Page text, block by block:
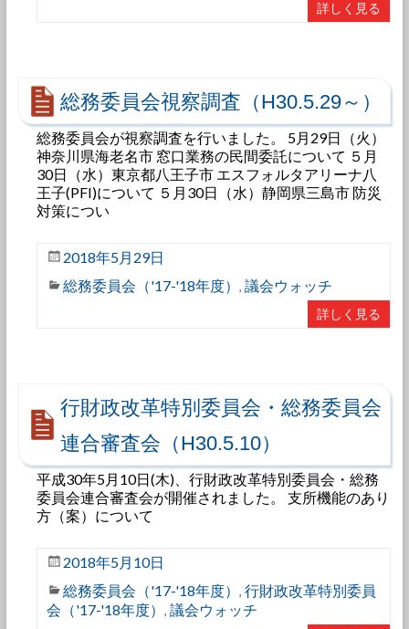
詳しく見る
総務委員会視察調査（H30.5.29～）
総務委員会が視察調査を行いました。 5月29日（火）
神奈川県海老名市 窓口業務の民間委託について ５月
30日（水）東京都八王子市 エスフォルタアリーナ八
王子(PFI)について ５月30日（水）静岡県三島市 防災
対策につい
2018年5月29日
総務委員会（'17-'18年度） , 議会ウォッチ
詳しく見る
行財政改革特別委員会・総務委員会
連合審査会（H30.5.10）
平成30年5月10日(木)、行財政改革特別委員会・総務
委員会連合審査会が開催されました。 支所機能のあり
方（案）について
2018年5月10日
総務委員会（'17-'18年度） , 行財政改革特別委員
会（'17-'18年度） , 議会ウォッチ